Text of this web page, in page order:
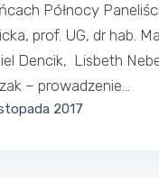
Północy
prof. UG, dr hab.
Dencik, Lisbeth
– prowadzenie…
2017